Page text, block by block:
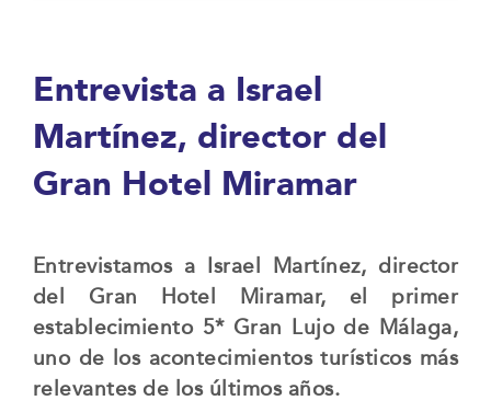
Entrevista a Israel
Martínez, director del
Gran Hotel Miramar
Entrevistamos a Israel Martínez, director
del Gran Hotel Miramar, el primer
establecimiento 5* Gran Lujo de Málaga,
uno de los acontecimientos turísticos más
relevantes de los últimos años.